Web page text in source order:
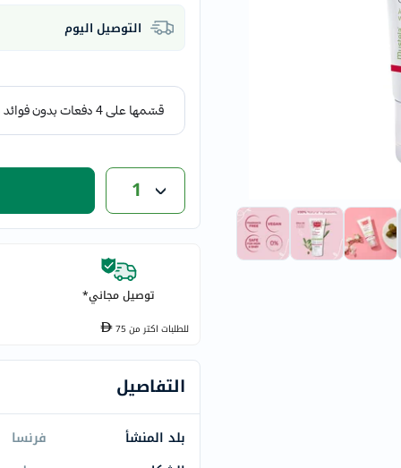
Roche
eucerin
vitabiotics
bioderma
now
acm
dymatize
medicube
country-
blueberry-
naturals
bepanthen
21st-
التوصيل اليوم
1
توصيل مجاني*
للطلبات اكتر من75
التفاصيل
بلد المنشأ
فرنسا